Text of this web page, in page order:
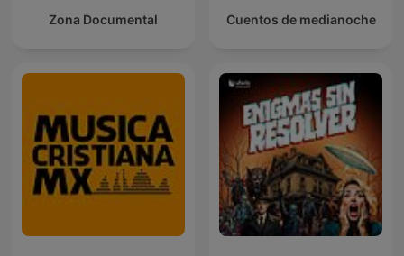
Zona Documental Cuentos de medianoche